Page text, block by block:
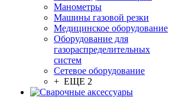
Манометры
Машины газовой резки
Медицинское оборудование
Оборудование для
газораспределительных
систем
Сетевое оборудование
+ ЕЩЕ 2